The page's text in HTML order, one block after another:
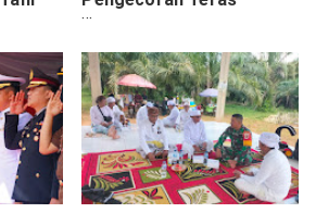
Langgar Darussalam